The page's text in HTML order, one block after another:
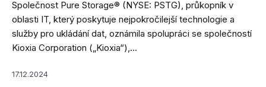
Společnost Pure Storage® (NYSE: PSTG), průkopník v
oblasti IT, který poskytuje nejpokročilejší technologie a
služby pro ukládání dat, oznámila spolupráci se společností
Kioxia Corporation („Kioxia“),...
17.12.2024